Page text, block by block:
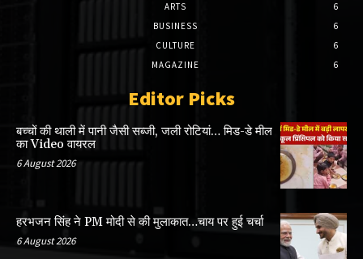
ARTS
6
BUSINESS
6
CULTURE
6
MAGAZINE
6
Editor Picks
बच्चों की थाली में पानी जैसी सब्जी, जली रोटियां… मिड-डे मील
का Video वायरल
6 August 2026
हरभजन सिंह ने PM मोदी से की मुलाकात…चाय पर हुई चर्चा
6 August 2026